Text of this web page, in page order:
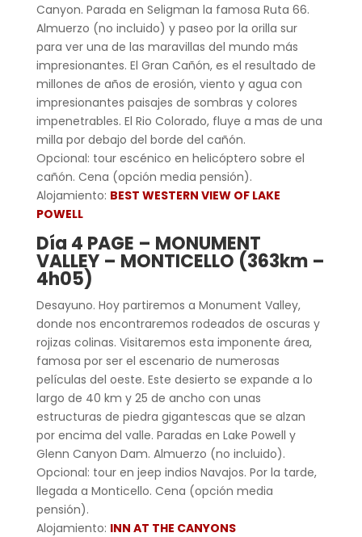
Canyon. Parada en Seligman la famosa Ruta 66.
Almuerzo (no incluido) y paseo por la orilla sur
para ver una de las maravillas del mundo más
impresionantes. El Gran Cañón, es el resultado de
millones de años de erosión, viento y agua con
impresionantes paisajes de sombras y colores
impenetrables. El Rio Colorado, fluye a mas de una
milla por debajo del borde del cañón.
Opcional: tour escénico en helicóptero sobre el
cañón. Cena (opción media pensión).
Alojamiento: BEST WESTERN VIEW OF LAKE
POWELL
Día 4 PAGE – MONUMENT
VALLEY – MONTICELLO (363km –
4h05)
Desayuno. Hoy partiremos a Monument Valley,
donde nos encontraremos rodeados de oscuras y
rojizas colinas. Visitaremos esta imponente área,
famosa por ser el escenario de numerosas
películas del oeste. Este desierto se expande a lo
largo de 40 km y 25 de ancho con unas
estructuras de piedra gigantescas que se alzan
por encima del valle. Paradas en Lake Powell y
Glenn Canyon Dam. Almuerzo (no incluido).
Opcional: tour en jeep indios Navajos. Por la tarde,
llegada a Monticello. Cena (opción media
pensión).
Alojamiento: INN AT THE CANYONS